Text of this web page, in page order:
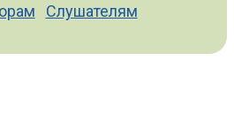
Слушателям